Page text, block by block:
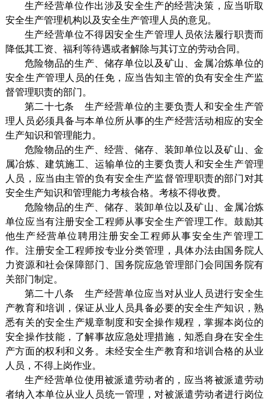
生产经营单位作出涉及安全生产的经营决策，应当听取
安全生产管理机构以及安全生产管理人员的意见。
生产经营单位不得因安全生产管理人员依法履行职责而
降低其工资、福利等待遇或者解除与其订立的劳动合同。
危险物品的生产、储存单位以及矿山、金属冶炼单位的
安全生产管理人员的任免，应当告知主管的负有安全生产监
督管理职责的部门。
第二十七条 生产经营单位的主要负责人和安全生产管
理人员必须具备与本单位所从事的生产经营活动相应的安全
生产知识和管理能力。
危险物品的生产、经营、储存、装卸单位以及矿山、金
属冶炼、建筑施工、运输单位的主要负责人和安全生产管理
人员，应当由主管的负有安全生产监督管理职责的部门对其
安全生产知识和管理能力考核合格。考核不得收费。
危险物品的生产、储存、装卸单位以及矿山、金属冶炼
单位应当有注册安全工程师从事安全生产管理工作。鼓励其
他生产经营单位聘用注册安全工程师从事安全生产管理工
作。注册安全工程师按专业分类管理，具体办法由国务院人
力资源和社会保障部门、国务院应急管理部门会同国务院有
关部门制定。
第二十八条 生产经营单位应当对从业人员进行安全生
产教育和培训，保证从业人员具备必要的安全生产知识，熟
悉有关的安全生产规章制度和安全操作规程，掌握本岗位的
安全操作技能，了解事故应急处理措施，知悉自身在安全生
产方面的权利和义务。未经安全生产教育和培训合格的从业
人员，不得上岗作业。
生产经营单位使用被派遣劳动者的，应当将被派遣劳动
者纳入本单位从业人员统一管理，对被派遣劳动者进行岗位